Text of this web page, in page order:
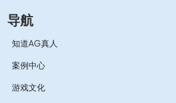
导航
知道AG真人
案例中心
游戏文化